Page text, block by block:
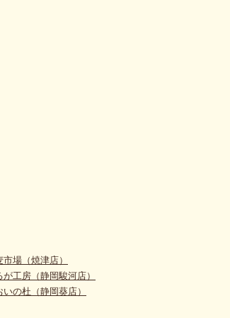
市場（焼津店）
が工房（静岡駿河店）
いの杜（静岡葵店）